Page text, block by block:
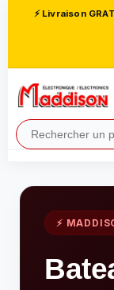
⚡ Livraison
⚡